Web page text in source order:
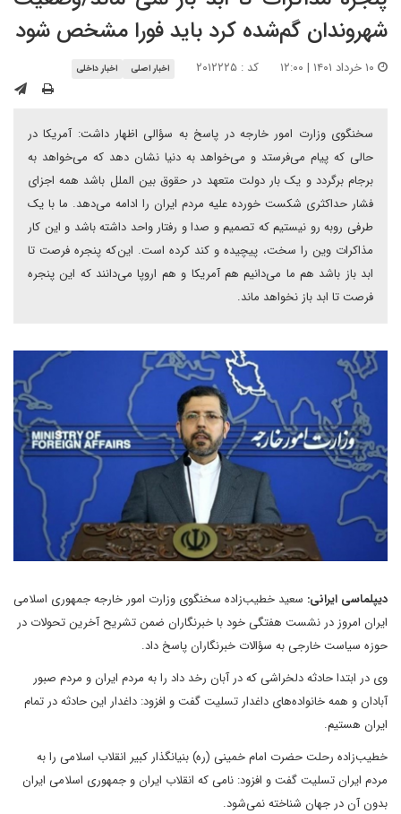
شهروندان گم‌شده کرد باید فورا مشخص شود
کد : ۲۰۱۲۲۲۵ اخبار اصلی اخبار داخلی
سخنگوی وزارت امور خارجه در پاسخ به سؤالی اظهار داشت: آمریکا در
حالی که پیام می‌فرستد و می‌خواهد به دنیا نشان دهد که می‌خواهد به
برجام برگردد و یک بار دولت متعهد در حقوق بین الملل باشد همه اجزای
فشار حداکثری شکست خورده علیه مردم ایران را ادامه می‌دهد. ما با یک
طرفی روبه رو نیستیم که تصمیم و صدا و رفتار واحد داشته باشد و این کار
مذاکرات وین را سخت، پیچیده و کند کرده است. این‌که پنجره فرصت تا
ابد باز باشد هم ما می‌دانیم هم آمریکا و هم اروپا می‌دانند که این پنجره
فرصت تا ابد باز نخواهد ماند.
دیپلماسی ایرانی: سعید خطیب‌زاده سخنگوی وزارت امور خارجه جمهوری اسلامی
ایران امروز در نشست هفتگی خود با خبرنگاران ضمن تشریح آخرین تحولات در
حوزه سیاست خارجی به سؤالات خبرنگاران پاسخ داد.
وی در ابتدا حادثه دلخراشی که در آبان رخد داد را به مردم ایران و مردم صبور
آبادان و همه خانواده‌های داغدار تسلیت گفت و افزود: داغدار این حادثه در تمام
ایران هستیم.
خطیب‌زاده رحلت حضرت امام خمینی (ره) بنیانگذار کبیر انقلاب اسلامی را به
مردم ایران تسلیت گفت و افزود: نامی که انقلاب ایران و جمهوری اسلامی ایران
بدون آن در جهان شناخته نمی‌شود.